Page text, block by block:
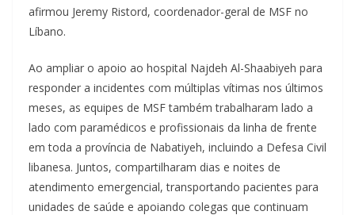
afirmou Jeremy Ristord, coordenador-geral de MSF no
Líbano.
Ao ampliar o apoio ao hospital Najdeh Al-Shaabiyeh para
responder a incidentes com múltiplas vítimas nos últimos
meses, as equipes de MSF também trabalharam lado a
lado com paramédicos e profissionais da linha de frente
em toda a província de Nabatiyeh, incluindo a Defesa Civil
libanesa. Juntos, compartilharam dias e noites de
atendimento emergencial, transportando pacientes para
unidades de saúde e apoiando colegas que continuam